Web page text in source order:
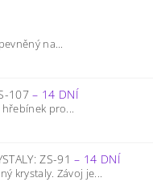
na...
107– 14 DNÍ
pro...
ZS-91– 14 DNÍ
krystaly. Závoj je...